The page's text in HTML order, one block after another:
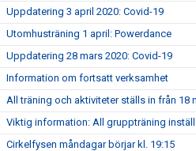
Uppdatering 3 april 2020: Covid-19
Utomhusträning 1 april: Powerdance
Uppdatering 28 mars 2020: Covid-19
Information om fortsatt verksamhet
All träning och aktiviteter ställs in från 18
Viktig information: All gruppträning
Cirkelfysen måndagar börjar kl. 19:15